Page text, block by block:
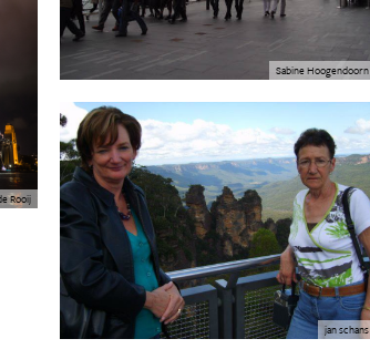
Sabine Hoogendoorn
Rooij
jan schans